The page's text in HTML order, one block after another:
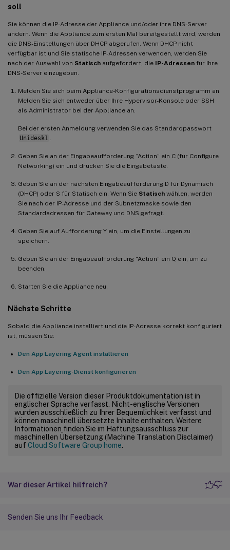
soll
Sie können die IP-Adresse der Appliance und/oder ihre DNS-Server
ändern. Wenn die Appliance zum ersten Mal bereitgestellt wird, werden
die DNS-Einstellungen über DHCP abgerufen. Wenn DHCP nicht
verfügbar ist und Sie statische IP-Adressen verwenden, werden Sie
nach der Auswahl von Statisch aufgefordert, die IP-Adressen für Ihre
DNS-Server einzugeben.
Melden Sie sich beim Appliance-Konfigurationsdienstprogramm an.
Melden Sie sich entweder über Ihre Hypervisor-Konsole oder SSH
als Administrator bei der Appliance an.
Bei der ersten Anmeldung verwenden Sie das Standardpasswort
Unidesk1
Geben Sie an der Eingabeaufforderung “Action” ein C (für Configure
Networking) ein und drücken Sie die Eingabetaste.
Geben Sie an der nächsten Eingabeaufforderung D für Dynamisch
(DHCP) oder S für Statisch ein. Wenn Sie Statisch wählen, werden
Sie nach der IP-Adresse und der Subnetzmaske sowie den
Standardadressen für Gateway und DNS gefragt.
Geben Sie auf Aufforderung Y ein, um die Einstellungen zu
speichern.
Geben Sie an der Eingabeaufforderung “Action” ein Q ein, um zu
beenden.
Starten Sie die Appliance neu.
Nächste Schritte
Sobald die Appliance installiert und die IP-Adresse korrekt konfiguriert
ist, müssen Sie:
Den App Layering Agent installieren
Den App Layering-Dienst konfigurieren
Die offizielle Version dieser Produktdokumentation ist in
englischer Sprache verfasst. Nicht-englische Versionen
wurden ausschließlich zu Ihrer Bequemlichkeit verfasst und
können maschinell übersetzte Inhalte enthalten. Weitere
Informationen finden Sie im Haftungsausschluss zur
maschinellen Übersetzung (Machine Translation Disclaimer)
auf Cloud Software Group home.
War dieser Artikel hilfreich?
Senden Sie uns Ihr Feedback